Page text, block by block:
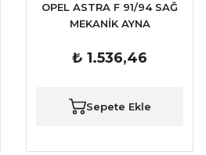
OPEL ASTRA F 91/94 SAĞ
MEKANİK AYNA
₺ 1.536,46
Sepete Ekle